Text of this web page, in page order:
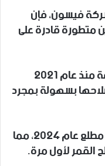
فيسون، فإن
قادرة على
خضعت التكنولوجيا لاختبارات مكثفة منذ عام 2021
بسهولة بمجرد
وتم اختبار أول نموذج تجريبي بنجاح مطلع عام 2024، مما
القمر لأول مرة.